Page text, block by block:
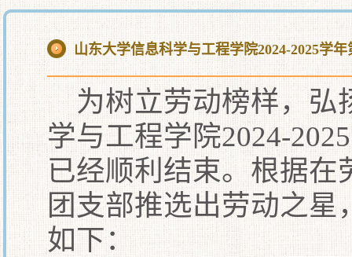
山东大学信息科学与工程学院2024-2025学
为树立劳动榜样，弘
学与工程学院2024-
已经顺利结束。根据
团支部推选出劳动之
如下：